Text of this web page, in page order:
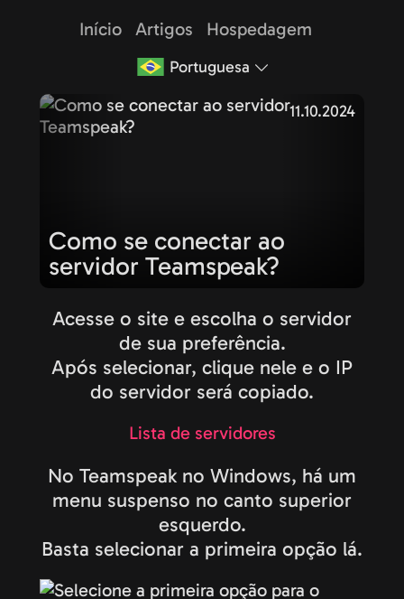
Início Artigos Hospedagem
Portuguesa
Como se conectar ao
servidor Teamspeak?
11.10.2024
Acesse o site e escolha o servidor
de sua preferência.
Após selecionar, clique nele e o IP
do servidor será copiado.
Lista de servidores
No Teamspeak no Windows, há um
menu suspenso no canto superior
esquerdo.
Basta selecionar a primeira opção lá.